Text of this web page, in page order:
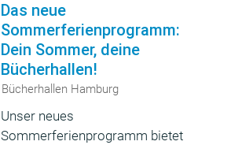
Das neue
Sommerferienprogramm:
Dein Sommer, deine
Bücherhallen!
Bücherhallen Hamburg
Unser neues
Sommerferienprogramm bietet